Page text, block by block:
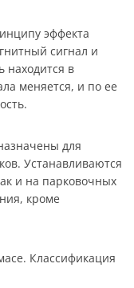
эффекта
сигнал и
находится в
меняется, и по ее
для
Устанавливаются
и на парковочных
кроме
Классификация